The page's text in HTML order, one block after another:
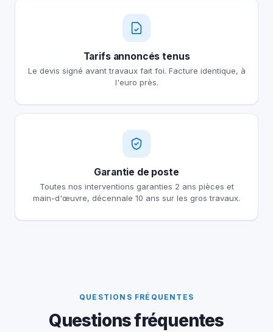
Tarifs annoncés tenus
Le devis signé avant travaux fait foi. Facture identique, à
l'euro près.
Garantie de poste
Toutes nos interventions garanties 2 ans pièces et
main-d'œuvre, décennale 10 ans sur les gros travaux.
QUESTIONS FRÉQUENTES
Questions fréquentes